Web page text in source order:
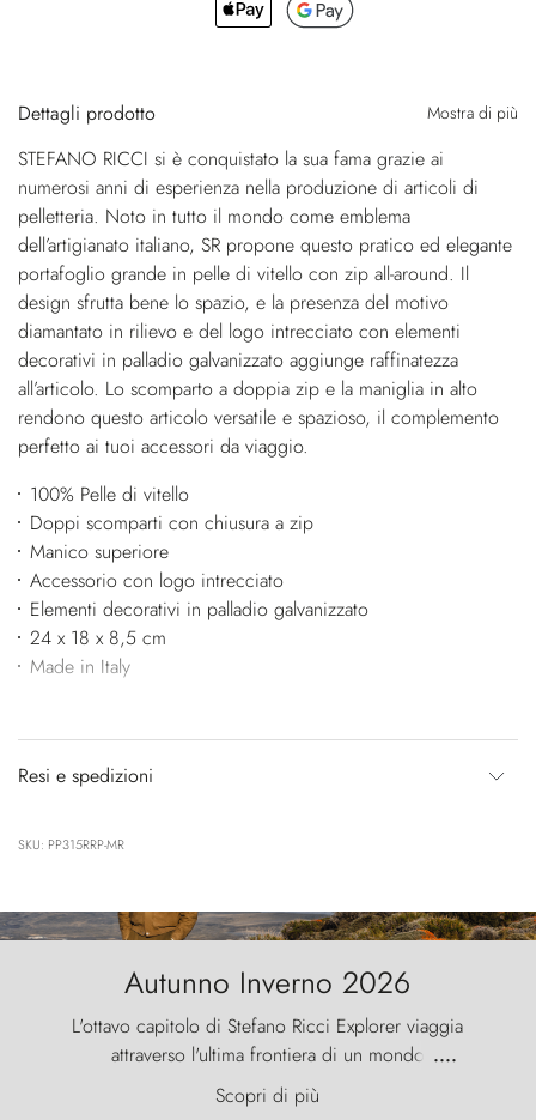
Dettagli prodotto Mostra di più
STEFANO RICCI si è conquistato la sua fama grazie ai
numerosi anni di esperienza nella produzione di articoli di
pelletteria. Noto in tutto il mondo come emblema
dell’artigianato italiano, SR propone questo pratico ed elegante
portafoglio grande in pelle di vitello con zip all-around. Il
design sfrutta bene lo spazio, e la presenza del motivo
diamantato in rilievo e del logo intrecciato con elementi
decorativi in palladio galvanizzato aggiunge raffinatezza
all’articolo. Lo scomparto a doppia zip e la maniglia in alto
rendono questo articolo versatile e spazioso, il complemento
perfetto ai tuoi accessori da viaggio.
100% Pelle di vitello
Doppi scomparti con chiusura a zip
Manico superiore
Accessorio con logo intrecciato
Elementi decorativi in palladio galvanizzato
24 x 18 x 8,5 cm
Made in Italy
Resi e spedizioni
SKU: PP315RRP-MR
Autunno Inverno 2026
L'ottavo capitolo di Stefano Ricci Explorer viaggia
attraverso l'ultima frontiera di un mondo
primordiale, dove il vento scolpisce la natura con
furia ancestrale e le Torres del Paine sfidano il
....
Scopri di più